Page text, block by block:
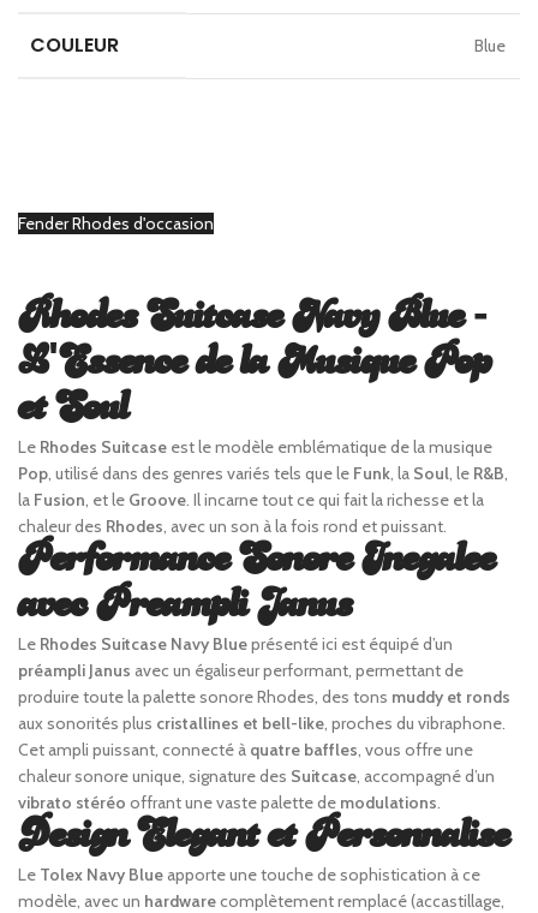
COULEUR Blue
Fender Rhodes d'occasion
Rhodes Suitcase Navy Blue -
L'Essence de la Musique Pop
et Soul
Le Rhodes Suitcase est le modèle emblématique de la musique
Pop, utilisé dans des genres variés tels que le Funk, la Soul, le R&B,
la Fusion, et le Groove. Il incarne tout ce qui fait la richesse et la
chaleur des Rhodes, avec un son à la fois rond et puissant.
Performance Sonore Inegalee
avec Preampli Janus
Le Rhodes Suitcase Navy Blueprésenté ici est équipé d’un
préampli Janus avec un égaliseur performant, permettant de
produire toute la palette sonore Rhodes, des tons muddy et ronds
aux sonorités plus cristallines et bell-like, proches du vibraphone.
Cet ampli puissant, connecté à quatre baffles, vous offre une
chaleur sonore unique, signature des Suitcase, accompagné d’un
vibrato stéréo offrant une vaste palette de modulations.
Design Elegant et Personnalise
Le Tolex Navy Blue apporte une touche de sophistication à ce
modèle, avec un hardwarecomplètement remplacé (accastillage,